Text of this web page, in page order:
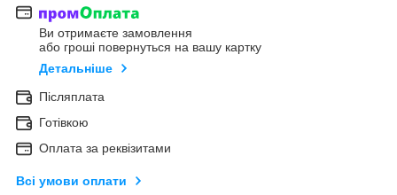
Ви отримаєте замовлення
або гроші повернуться на вашу картку
Детальніше
Післяплата
Готівкою
Оплата за реквізитами
Всі умови оплати